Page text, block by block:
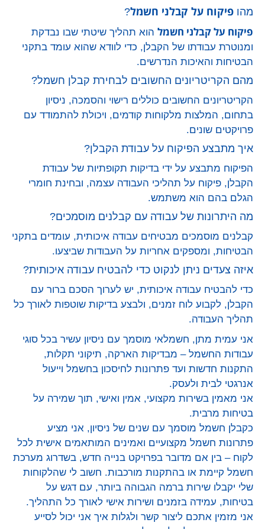
מהו פיקוח על קבלני חשמל?
פיקוח על קבלני חשמלהוא תהליך שיטתי שבו נבדקת
ומנוטרת עבודתו של הקבלן, כדי לוודא שהוא עומד בתקני
הבטיחות והאיכות הנדרשים.
מהם הקריטריונים החשובים לבחירת קבלן חשמל?
הקריטריונים החשובים כוללים רישוי והסמכה, ניסיון
בתחום, המלצות מלקוחות קודמים, ויכולת להתמודד עם
פרויקטים שונים.
איך מתבצע הפיקוח על עבודת הקבלן?
הפיקוח מתבצע על ידי בדיקות תקופתיות של עבודת
הקבלן, פיקוח על תהליכי העבודה עצמה, ובחינת חומרי
הגלם בהם הוא משתמש.
מה היתרונות של עבודה עם קבלנים מוסמכים?
קבלנים מוסמכים מבטיחים עבודה איכותית, עומדים בתקני
הבטיחות, ומספקים אחריות על העבודות שביצעו.
איזה צעדים ניתן לנקוט כדי להבטיח עבודה איכותית?
כדי להבטיח עבודה איכותית, יש לערוך הסכם ברור עם
הקבלן, לקבוע לוח זמנים, ולבצע בדיקות שוטפות לאורך כל
תהליך העבודה.
אני עמית מתן, חשמלאי מוסמך עם ניסיון עשיר בכל סוגי
עבודות החשמל – מבדיקות הארקה, תיקוני תקלות,
התקנות חדשות ועד פתרונות לחיסכון בחשמל וייעול
אנרגטי לבית ולעסק.
אני מאמין בשירות מקצועי, אמין ואישי, תוך שמירה על
בטיחות מרבית.
כקבלן חשמל מוסמך עם שנים של ניסיון, אני מציע
פתרונות חשמל מקצועיים ואמינים המותאמים אישית לכל
לקוח – בין אם מדובר בפרויקט בנייה חדש, בשדרוג מערכת
חשמל קיימת או בהתקנות מורכבות. חשוב לי שהלקוחות
שלי יקבלו שירות ברמה הגבוהה ביותר, עם דגש על
בטיחות, עמידה בזמנים ושירות אישי לאורך כל התהליך.
אני מזמין אתכם ליצור קשר ולגלות איך אני יכול לסייע